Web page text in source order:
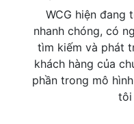
WCG hiện đang
nhanh chóng, có
tìm kiếm và phát
khách hàng của
phần trong mô
tôi